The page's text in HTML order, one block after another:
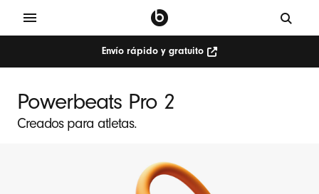
Envío rápido y gratuito
Powerbeats Pro 2
Creados para atletas.